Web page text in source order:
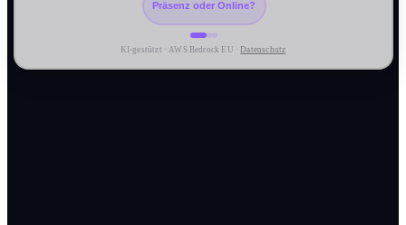
Präsenz oder Online?
KI-gestützt · AWS Bedrock EU ·Datenschutz